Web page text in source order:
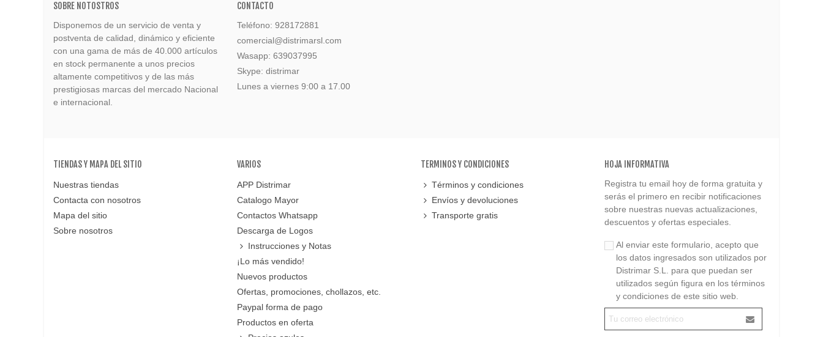
SOBRE NOTOSTROS
Disponemos de un servicio de venta y
postventa de calidad, dinámico y eficiente
con una gama de más de 40.000 artículos
en stock permanente a unos precios
altamente competitivos y de las más
prestigiosas marcas del mercado Nacional
e internacional.
CONTACTO
Teléfono: 928172881
comercial@distrimarsl.com
Wasapp: 639037995
Skype: distrimar
Lunes a viernes 9:00 a 17.00
TIENDAS Y MAPA DEL SITIO
Nuestras tiendas
Contacta con nosotros
Mapa del sitio
Sobre nosotros
VARIOS
APP Distrimar
Catalogo Mayor
Contactos Whatsapp
Descarga de Logos
Instrucciones y Notas
¡Lo más vendido!
Nuevos productos
Ofertas, promociones, chollazos, etc.
Paypal forma de pago
Productos en oferta
TERMINOS Y CONDICIONES
Términos y condiciones
Envíos y devoluciones
Transporte gratis
HOJA INFORMATIVA
Registra tu email hoy de forma gratuita y
serás el primero en recibir notificaciones
sobre nuestras nuevas actualizaciones,
descuentos y ofertas especiales.
Al enviar este formulario, acepto que
los datos ingresados son utilizados por
Distrimar S.L. para que puedan ser
utilizados según figura en los términos
y condiciones de este sitio web.